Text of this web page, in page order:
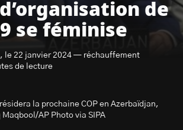
de
se féminise
, le 22 janvier 2024 — réchauffement
de lecture
la prochaine COP en Azerbaïdjan,
AP Photo via SIPA
la newsletter
Volte-face influenceur.se